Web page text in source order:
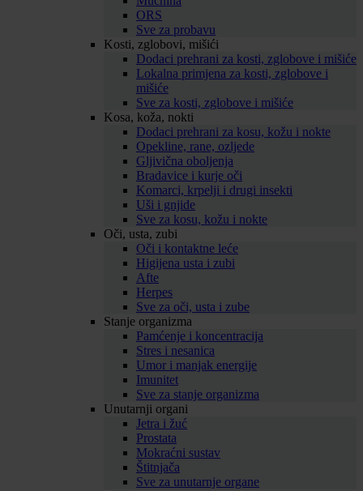
ORS
Sve za probavu
Kosti, zglobovi, mišići
Dodaci prehrani za kosti, zglobove i mišiće
Lokalna primjena za kosti, zglobove i
mišiće
Sve za kosti, zglobove i mišiće
Kosa, koža, nokti
Dodaci prehrani za kosu, kožu i nokte
Opekline, rane, ozljede
Gljivična oboljenja
Bradavice i kurje oči
Komarci, krpelji i drugi insekti
Uši i gnjide
Sve za kosu, kožu i nokte
Oči, usta, zubi
Oči i kontaktne leće
Higijena usta i zubi
Afte
Herpes
Sve za oči, usta i zube
Stanje organizma
Pamćenje i koncentracija
Stres i nesanica
Umor i manjak energije
Imunitet
Sve za stanje organizma
Unutarnji organi
Jetra i žuć
Prostata
Mokraćni sustav
Štitnjača
Sve za unutarnje organe